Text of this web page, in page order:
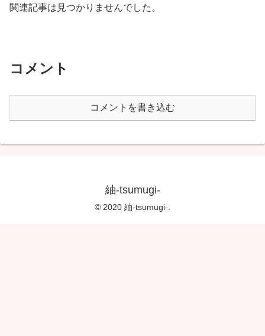
関連記事は見つかりませんでした。
コメント
コメントを書き込む
紬-tsumugi-
© 2020 紬-tsumugi-.